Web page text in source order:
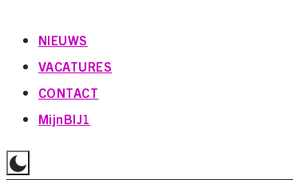
NIEUWS
VACATURES
CONTACT
MijnBIJ1